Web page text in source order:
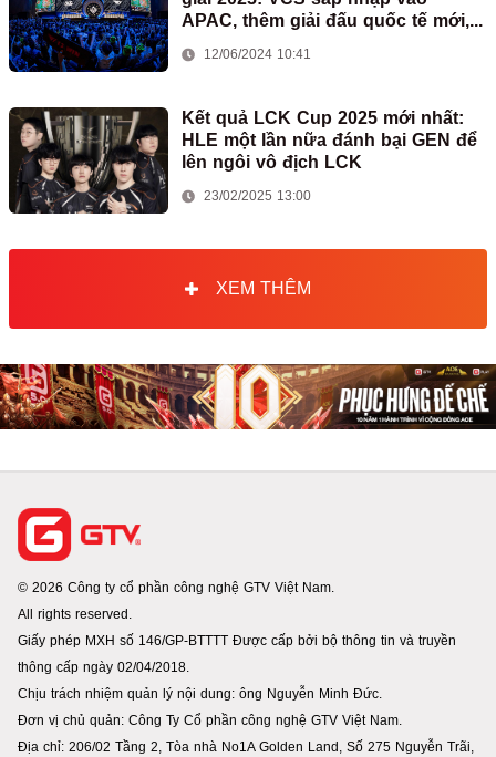
APAC, thêm giải đấu quốc tế mới,...
12/06/2024 10:41
Kết quả LCK Cup 2025 mới nhất:
HLE một lần nữa đánh bại GEN để
lên ngôi vô địch LCK
23/02/2025 13:00
XEM THÊM
© 2026 Công ty cổ phần công nghệ GTV Việt Nam.
All rights reserved.
Giấy phép MXH số 146/GP-BTTTT Được cấp bởi bộ thông tin và truyền
thông cấp ngày 02/04/2018.
Chịu trách nhiệm quản lý nội dung: ông Nguyễn Minh Đức.
Đơn vị chủ quản: Công Ty Cổ phần công nghệ GTV Việt Nam.
Địa chỉ: 206/02 Tầng 2, Tòa nhà No1A Golden Land, Số 275 Nguyễn Trãi,